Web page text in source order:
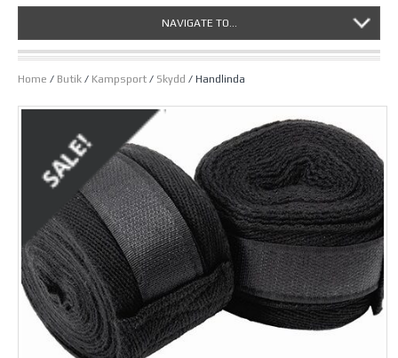
NAVIGATE TO...
Home / Butik / Kampsport / Skydd / Handlinda